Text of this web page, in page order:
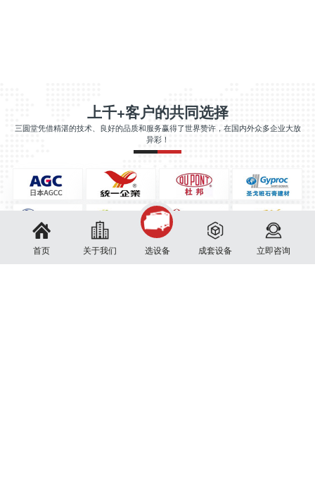
首页 关于我们 选设备 成套设备 立即咨询
上千+客户的共同选择
三圆堂凭借精湛的技术、良好的品质和服务赢得了世界赞许，在国内外众多企业大放
异彩！